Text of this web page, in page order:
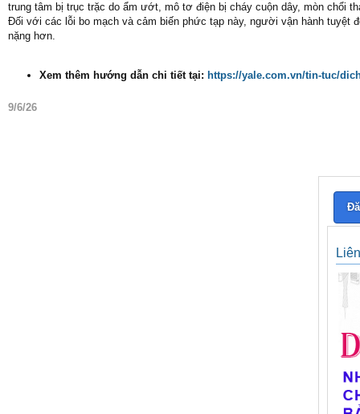
trung tâm bị trục trặc do ẩm ướt, mô tơ điện bị cháy cuộn dây, mòn chổi
Đối với các lỗi bo mạch và cảm biến phức tạp này, người vận hành tuyệt
nặng hơn.
Xem thêm hướng dẫn chi tiết tại: https://yale.com.vn/tin-tuc/
9/6/26